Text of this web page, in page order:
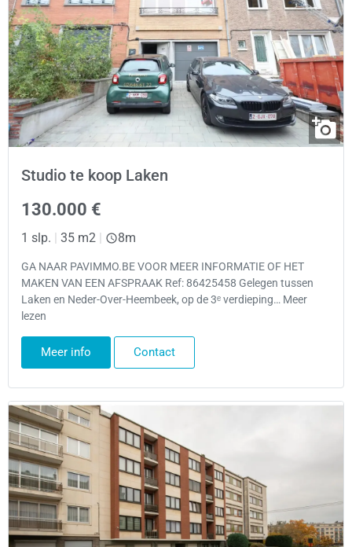
Studio te koop Laken
130.000 €
1 slp. | 35 m2 | 8m
GA NAAR PAVIMMO.BE VOOR MEER INFORMATIE OF HET
MAKEN VAN EEN AFSPRAAK Ref: 86425458 Gelegen tussen
Laken en Neder-Over-Heembeek, op de 3ᵉ verdieping… Meer
lezen
Meer info Contact